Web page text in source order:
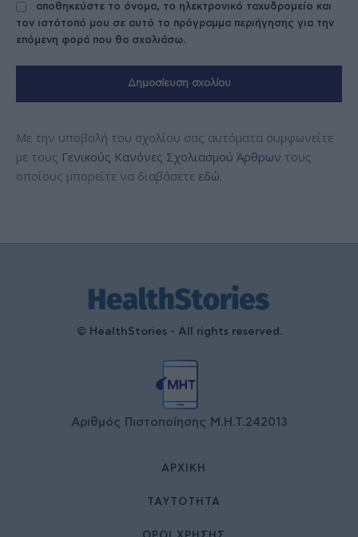
αποθηκεύστε το όνομα, το ηλεκτρονικό ταχυδρομείο και
τον ιστότοπό μου σε αυτό το πρόγραμμα περιήγησης για την
επόμενη φορά που θα σχολιάσω.
Με την υποβολή του σχολίου σας αυτόματα συμφωνείτε
με τους Γενικούς Κανόνες Σχολιασμού Άρθρων τους
οποίους μπορείτε να διαβάσετε εδώ.
© HealthStories - All rights reserved.
Αριθμός Πιστοποίησης Μ.Η.Τ.242013
ΑΡΧΙΚΉ
ΤΑΥΤΌΤΗΤΑ